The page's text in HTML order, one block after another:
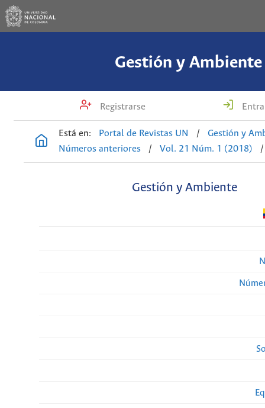
Gestión y Ambiente
Registrarse
Está en: Portal de Revistas UN /
Gestión y
Números anteriores
/ Vol. 21 Núm. 1 (2018) /
Gestión y Ambiente